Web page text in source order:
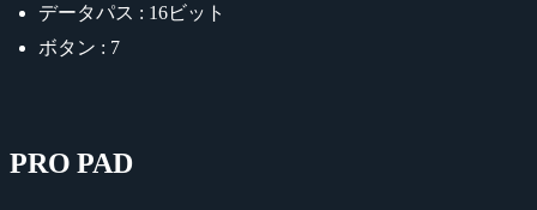
データパス : 16ビット
ボタン : 7
PRO PAD